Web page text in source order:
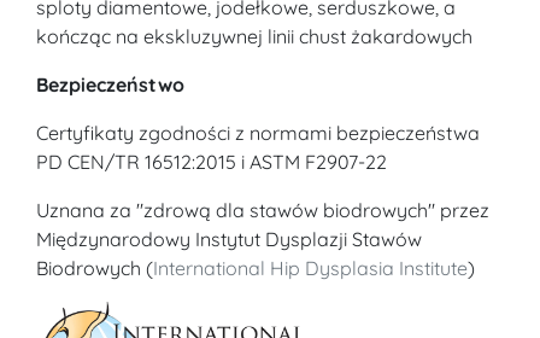
sploty diamentowe, jodełkowe, serduszkowe, a
kończąc na ekskluzywnej linii chust żakardowych
Bezpieczeństwo
Certyfikaty zgodności z normami bezpieczeństwa
PD CEN/TR 16512:2015 i ASTM F2907-22
Uznana za "zdrową dla stawów biodrowych" przez
Międzynarodowy Instytut Dysplazji Stawów
Biodrowych (International Hip Dysplasia Institute)